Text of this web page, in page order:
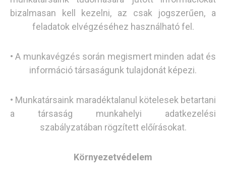
bizalmasan kell kezelni, az csak jogszerűen, a
feladatok elvégzéséhez használható fel.
• A munkavégzés során megismert minden adat és
információ társaságunk tulajdonát képezi.
• Munkatársaink maradéktalanul kötelesek betartani
a társaság munkahelyi adatkezelési
szabályzatában rögzített előírásokat.
Környezetvédelem